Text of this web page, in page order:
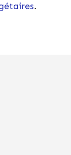
.